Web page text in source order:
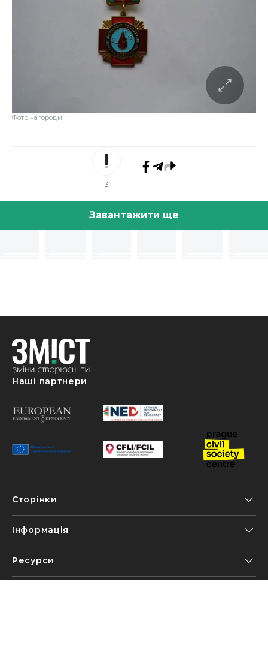
Фото нагороди
3
Завантажити ще
Наші партнери
Сторінки
Інформація
Ресурси